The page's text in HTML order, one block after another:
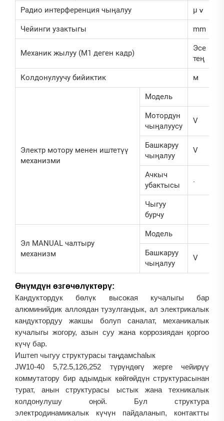
Радио интерференция чыңалуу μ v
Чейинги узактыгы mm
Механик жылуу (M1 деген кадр)
Эсе
тең
Колдонулуучу бийиктик м
Электр мотору менен иштетүү
механизми
Модель
Мотордун
чыңалуусу
V
Башкаруу
чыңалуу
V
Ачкыч
убактысы
.
Чыгуу
бурчу
Эл MANUAL чалтыру
механизм
Модель
Башкаруу
чыңалуу
V
Өнүмдүн өзгөчөлүктөрү:
Кандуктордук бөлүк высокая кучалыгы бар
алюминийдик аллоядан тузулгандык, ал электрикалык
кандуктордуу жакшы болуп саналат, механикалык
кучалыгы жогору, азын суу жана коррозиядан қоргоо
күчү бар.
Иштеп чыгуу структурасы таңдамchalык
JW10-40 5,72.5,126,252 түрүндөгү жерге чейирүү
коммутатору бир адымдык көйгөйдүн структурасынан
турат, анын структурасы ыстык жана техникалык
колдонулушу оңой. Бул структура
электродинамикалык күчүн пайдаланып, контактты